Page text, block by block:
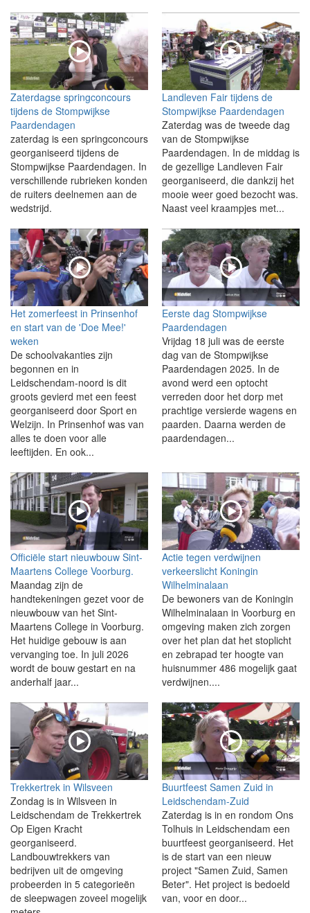
Zaterdagse springconcours
tijdens de Stompwijkse
Paardendagen
zaterdag is een springconcours
georganiseerd tijdens de
Stompwijkse Paardendagen. In
verschillende rubrieken konden
de ruiters deelnemen aan de
wedstrijd.
Landleven Fair tijdens de
Stompwijkse Paardendagen
Zaterdag was de tweede dag
van de Stompwijkse
Paardendagen. In de middag is
de gezellige Landleven Fair
georganiseerd, die dankzij het
mooie weer goed bezocht was.
Naast veel kraampjes met...
Het zomerfeest in Prinsenhof
en start van de 'Doe Mee!'
weken
De schoolvakanties zijn
begonnen en in
Leidschendam-noord is dit
groots gevierd met een feest
georganiseerd door Sport en
Welzijn. In Prinsenhof was van
alles te doen voor alle
leeftijden. En ook...
Eerste dag Stompwijkse
Paardendagen
Vrijdag 18 juli was de eerste
dag van de Stompwijkse
Paardendagen 2025. In de
avond werd een optocht
verreden door het dorp met
prachtige versierde wagens en
paarden. Daarna werden de
paardendagen...
Officiële start nieuwbouw Sint-
Maartens College Voorburg.
Maandag zijn de
handtekeningen gezet voor de
nieuwbouw van het Sint-
Maartens College in Voorburg.
Het huidige gebouw is aan
vervanging toe. In juli 2026
wordt de bouw gestart en na
anderhalf jaar...
Actie tegen verdwijnen
verkeerslicht Koningin
Wilhelminalaan
De bewoners van de Koningin
Wilhelminalaan in Voorburg en
omgeving maken zich zorgen
over het plan dat het stoplicht
en zebrapad ter hoogte van
huisnummer 486 mogelijk gaat
verdwijnen....
Trekkertrek in Wilsveen
Zondag is in Wilsveen in
Leidschendam de Trekkertrek
Op Eigen Kracht
georganiseerd.
Landbouwtrekkers van
bedrijven uit de omgeving
probeerden in 5 categorieën
de sleepwagen zoveel mogelijk
Buurtfeest Samen Zuid in
Leidschendam-Zuid
Zaterdag is in en rondom Ons
Tolhuis in Leidschendam een
buurtfeest georganiseerd. Het
is de start van een nieuw
project "Samen Zuid, Samen
Beter". Het project is bedoeld
van, voor en door...